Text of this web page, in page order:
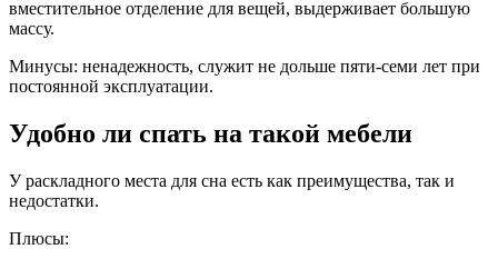
вместительное отделение для вещей, выдерживает большую
массу.
Минусы: ненадежность, служит не дольше пяти-семи лет при
постоянной эксплуатации.
Удобно ли спать на такой мебели
У раскладного места для сна есть как преимущества, так и
недостатки.
Плюсы: